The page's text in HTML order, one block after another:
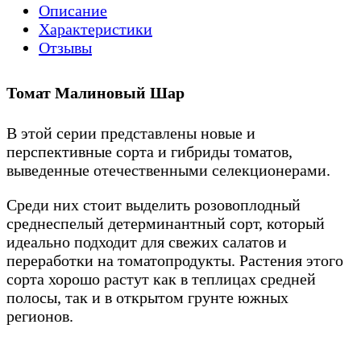
Описание
Характеристики
Отзывы
Томат Малиновый Шар
В этой серии представлены новые и
перспективные сорта и гибриды томатов,
выведенные отечественными селекционерами.
Среди них стоит выделить розовоплодный
среднеспелый детерминантный сорт, который
идеально подходит для свежих салатов и
переработки на томатопродукты. Растения этого
сорта хорошо растут как в теплицах средней
полосы, так и в открытом грунте южных
регионов.